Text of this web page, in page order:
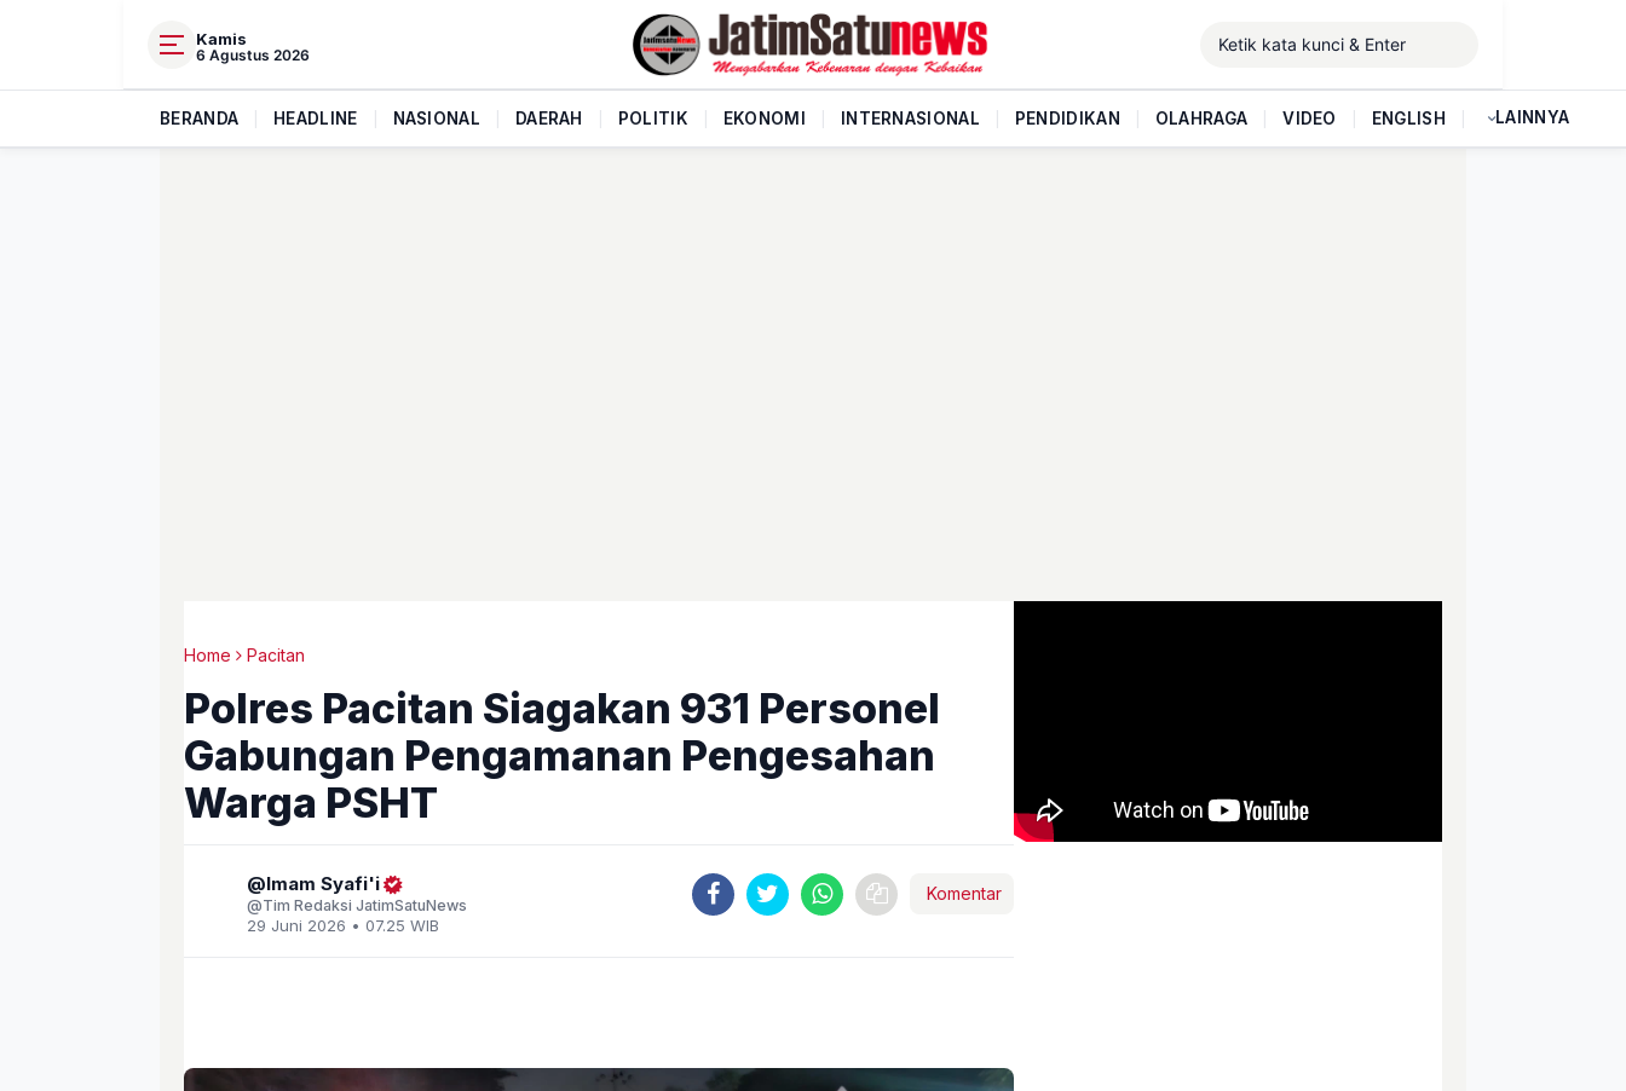
Kamis
6 Agustus 2026
BERANDA HEADLINE NASIONAL DAERAH POLITIK EKONOMI INTERNASIONAL PENDIDIKAN OLAHRAGA VIDEO ENGLISH LAINNYA
Home Pacitan
Polres Pacitan Siagakan 931 Personel
Gabungan Pengamanan Pengesahan
Warga PSHT
Imam Syafi'i
Tim Redaksi JatimSatuNews
29 Juni 2026 • 07.25 WIB
Komentar